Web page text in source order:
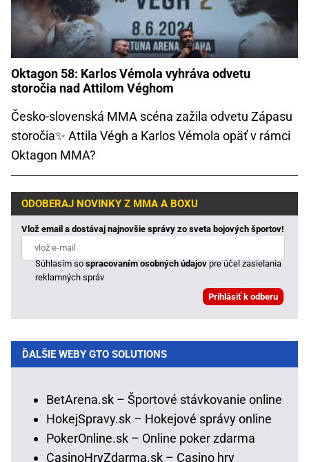
Oktagon 58: Karlos Vémola vyhráva odvetu
storočia nad Attilom Véghom
Česko-slovenská MMA scéna zažila odvetu Zápasu
storočia✨ Attila Végh a Karlos Vémola opäť v rámci
Oktagon MMA?
ODOBERAJ NOVINKY Z MMA A BOXU
Vlož email a dostávaj najnovšie správy zo sveta bojových športov!
Súhlasím sospracovaním osobných údajovpre účel zasielania
reklamných správ
ĎALŠIE WEBY GTO SOLUTIONS
BetArena.sk – Športové stávkovanie online
HokejSpravy.sk – Hokejové správy online
PokerOnline.sk – Online poker zdarma
CasinoHryZdarma.sk – Casino hry